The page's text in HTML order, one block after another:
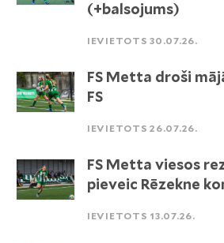
(+balsojums)
IEVIETOTS 30.07.26.
FS Metta droši
FS
IEVIETOTS 26.07.26.
FS Metta viesos
pieveic Rēzekne
IEVIETOTS 13.07.26.